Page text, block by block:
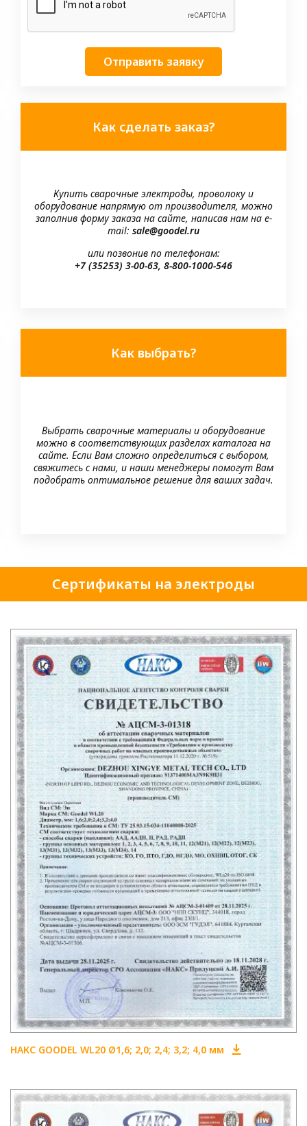
Отправить заявку
Как сделать заказ?
Купить сварочные электроды, проволоку и
оборудование напрямую от производителя, можно
заполнив форму заказа на сайте, написав нам на e-
mail: sale@goodel.ru
или позвонив по телефонам:
+7 (35253) 3-00-63, 8-800-1000-546
Как выбрать?
Выбрать сварочные материалы и оборудование
можно в соответствующих разделах каталога на
сайте. Если Вам сложно определиться с выбором,
свяжитесь с нами, и наши менеджеры помогут Вам
подобрать оптимальное решение для ваших задач.
Сертификаты на электроды
НАКС GOODEL WL20 Ø1,6; 2,0; 2,4; 3,2; 4,0 мм